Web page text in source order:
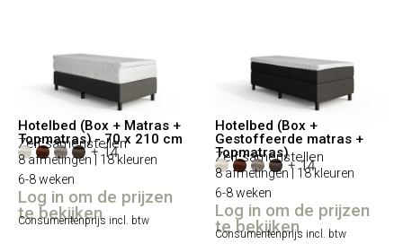
Hotelbed (Box + Matras +
Topmatras) - 70 x 210 cm
Zelf samenstellen
+ 14
8 afmetingen | 18 kleuren
6-8 weken
Log in om de prijzen
te bekijken
Consumentenprijs incl. btw
Hotelbed (Box +
Gestoffeerde matras +
Topmatras)
Zelf samenstellen
+ 14
8 afmetingen | 18 kleuren
6-8 weken
Log in om de prijzen
te bekijken
Consumentenprijs incl. btw